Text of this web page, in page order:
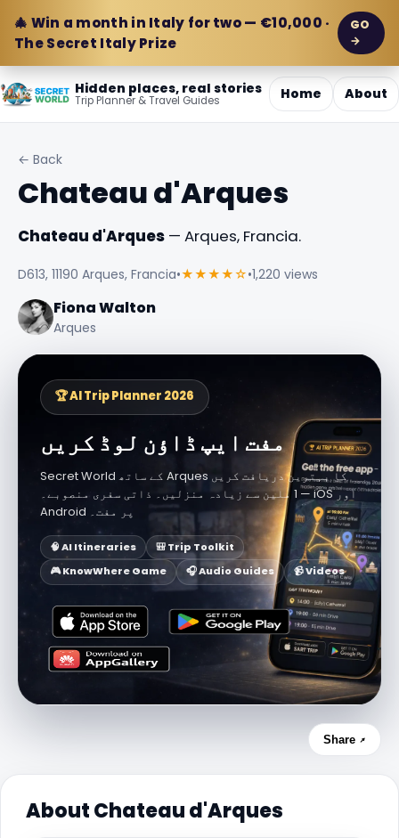
🎄 Win a month in Italy for two — €10,000 ·
The Secret Italy Prize
GO
→
Hidden places, real stories
Trip Planner & Travel Guides Home About
← Back
Chateau d'Arques
Chateau d'Arques — Arques, Francia.
D613, 11190 Arques, Francia•★★★★☆•1,220 views
Fiona Walton
Arques
🏆 AI Trip Planner 2026
مفت ایپ ڈاؤن لوڈ کریں
Secret World کے ساتھ Arques کا بہترین دریافت کریں
— 1 ملین سے زیادہ منزلیں۔ ذاتی سفری منصوبے۔ iOS اور
Android پر مفت۔
🧠 AI Itineraries
🎒 Trip Toolkit
🎮 KnowWhere Game
🎧 Audio Guides 📹 Videos
Share ↗
About Chateau d'Arques